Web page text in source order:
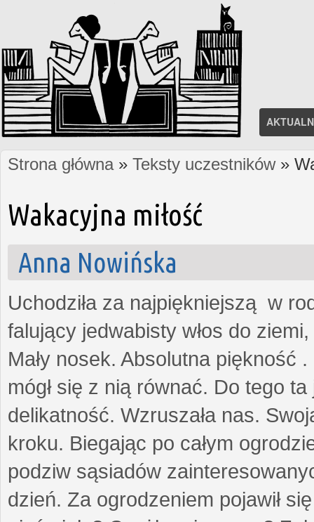
Jesteś tutaj
Strona główna» Teksty uczestników»
Wakacyjna miłość
Anna Nowińska
Uchodziła za najpiękniejszą w
falujący jedwabisty włos do
Mały nosek. Absolutna piękność
mógł się z nią równać. Do tego
delikatność. Wzruszała nas.
kroku. Biegając po całym
podziw sąsiadów
dzień. Za ogrodzeniem pojawił